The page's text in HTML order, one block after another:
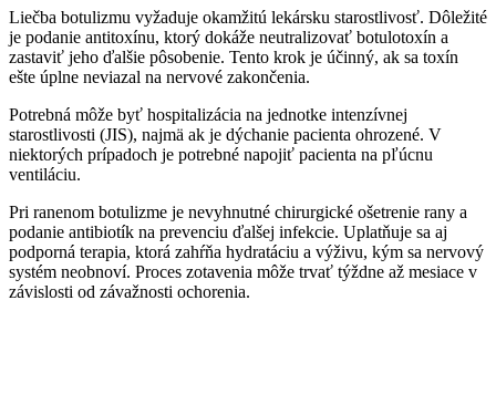
Liečba botulizmu vyžaduje okamžitú lekársku starostlivosť. Dôležité
je podanie antitoxínu, ktorý dokáže neutralizovať botulotoxín a
zastaviť jeho ďalšie pôsobenie. Tento krok je účinný, ak sa toxín
ešte úplne neviazal na nervové zakončenia.
Potrebná môže byť hospitalizácia na jednotke intenzívnej
starostlivosti (JIS), najmä ak je dýchanie pacienta ohrozené. V
niektorých prípadoch je potrebné napojiť pacienta na pľúcnu
ventiláciu.
Pri ranenom botulizme je nevyhnutné chirurgické ošetrenie rany a
podanie antibiotík na prevenciu ďalšej infekcie. Uplatňuje sa aj
podporná terapia, ktorá zahŕňa hydratáciu a výživu, kým sa nervový
systém neobnoví. Proces zotavenia môže trvať týždne až mesiace v
závislosti od závažnosti ochorenia.